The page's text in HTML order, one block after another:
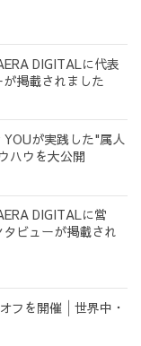
DIGITALに代表
掲載されました
が実践した"属人
ハウを大公開
DIGITALに営
ビューが掲載され
フを開催│世界中・